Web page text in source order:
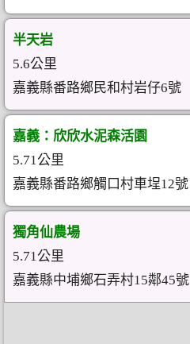
半天岩
5.6公里
嘉義縣番路鄉民和村岩仔6號
嘉義：欣欣水泥森活園
5.71公里
嘉義縣番路鄉觸口村車埕12號
獨角仙農場
5.71公里
嘉義縣中埔鄉石弄村15鄰45號